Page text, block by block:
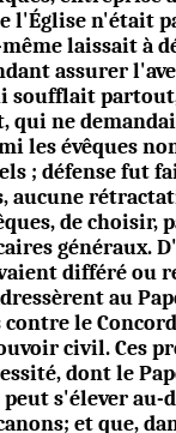
l'Église n'était
laissait à
assurer
soufflait
qui ne
les évêques
; défense fut
aucune
de choisir,
généraux.
différé ou
au
contre le
civil. Ces
dont le
s'élever au-
et que,